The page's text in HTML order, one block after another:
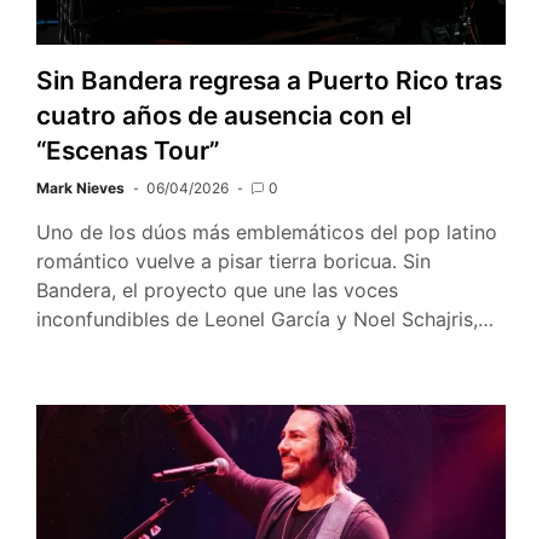
Sin Bandera regresa a Puerto Rico tras
cuatro años de ausencia con el
“Escenas Tour”
Mark Nieves 06/04/2026 0
Uno de los dúos más emblemáticos del pop latino
romántico vuelve a pisar tierra boricua. Sin
Bandera, el proyecto que une las voces
inconfundibles de Leonel García y Noel Schajris,…